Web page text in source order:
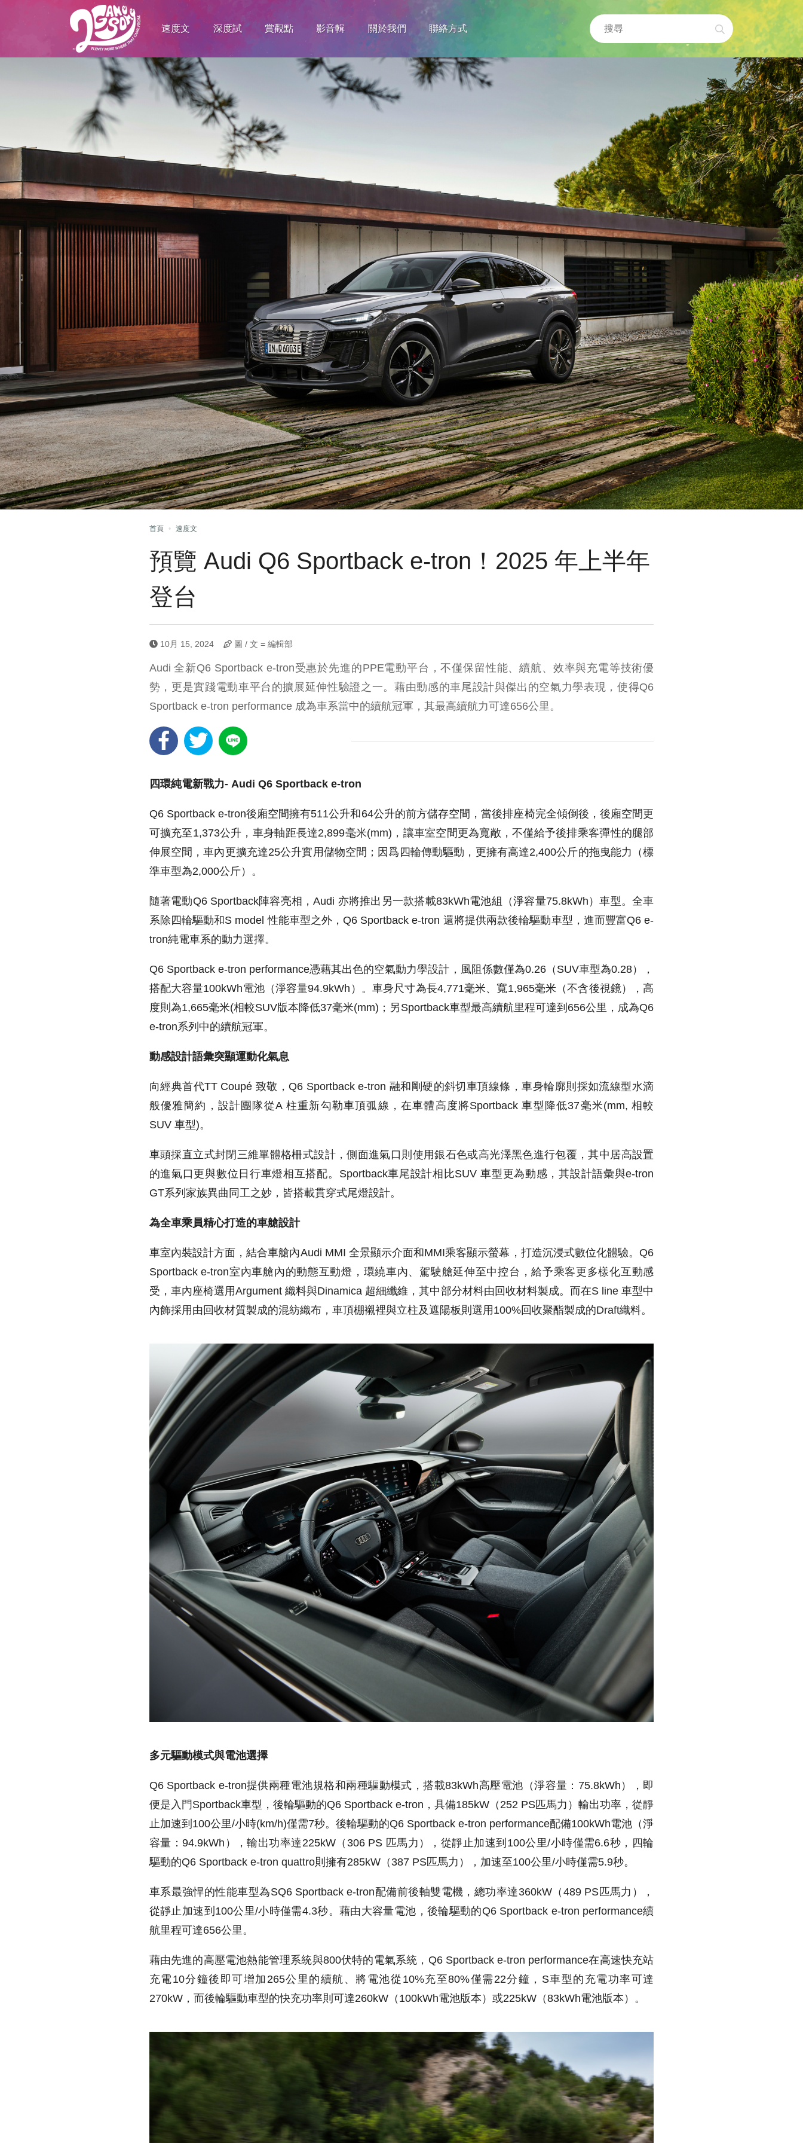
速度文 深度試 賞觀點 影音輯 關於我們 聯絡方式
首頁 速度文
預覽 Audi Q6 Sportback e-tron！2025 年上半年
登台
10月 15, 2024 圖 / 文 = 編輯部
Audi 全新Q6 Sportback e-tron受惠於先進的PPE電動平台，不僅保留性能、續航、效率與充電等技術優
勢，更是實踐電動車平台的擴展延伸性驗證之一。藉由動感的車尾設計與傑出的空氣力學表現，使得Q6
Sportback e-tron performance 成為車系當中的續航冠軍，其最高續航力可達656公里。
四環純電新戰力- Audi Q6 Sportback e-tron
Q6 Sportback e-tron後廂空間擁有511公升和64公升的前方儲存空間，當後排座椅完全傾倒後，後廂空間更
可擴充至1,373公升，車身軸距長達2,899毫米(mm)，讓車室空間更為寬敞，不僅給予後排乘客彈性的腿部
伸展空間，車內更擴充達25公升實用儲物空間 ；因爲 四輪傳動驅動，更擁有高達2,400公斤的拖曳能力（標
準車型為2,000公斤）。
隨著電動Q6 Sportback陣容亮相，Audi 亦將推出另一款搭載83kWh電池組（淨容量75.8kWh）車型。全車
系除四輪驅動和S model 性能車型之外，Q6 Sportback e-tron 還將提供兩款後輪驅動車型，進而豐富Q6 e-
tron純電車系的動力選擇。
Q6 Sportback e-tron performance憑藉其出色的空氣動力學設計，風阻係數僅為0.26（SUV車型為0.28），
搭配大容量100kWh電池（淨容量94.9kWh）。車身尺寸為長4,771毫米、寬1,965毫米（不含後視鏡），高
度則為1,665毫米(相較SUV版本降低37毫米(mm)；另Sportback車型最高續航里程可達到656公里，成為Q6
e-tron系列中的續航冠軍。
動感設計語彙突顯運動化氣息
向經典首代TT Coupé 致敬，Q6 Sportback e-tron 融和剛硬的斜切車頂線條，車身輪廓則採如流線型水滴
般優雅簡約，設計團隊從A 柱重新勾勒車頂弧線，在車體高度將Sportback 車型降低37毫米(mm, 相較
SUV 車型)。
車頭採直立式封閉三維單體格柵式設計，側面進氣口則使用銀石色或高光澤黑色進行包覆，其中居高設置
的進氣口更與數位日行車燈相互搭配。Sportback車尾設計相比SUV 車型更為動感，其設計語彙與e-tron
GT系列家族異曲同工之妙，皆搭載貫穿式尾燈設計。
為全車乘員精心打造的車艙設計
車室內裝設計方面，結合車艙內Audi MMI 全景顯示介面和MMI乘客顯示螢幕，打造沉浸式數位化體驗。Q6
Sportback e-tron室內車艙內的動態互動燈，環繞車內、駕駛艙延伸至中控台，給予乘客更多樣化互動感
受，車內座椅選用Argument 織料與Dinamica 超細纖維，其中部分材料由回收材料製成。而在S line 車型中
內飾採用由回收材質製成的混紡織布，車頂棚襯裡與立柱及遮陽板則選用100%回收聚酯製成的Draft織料。
多元驅動模式與電池選擇
Q6 Sportback e-tron提供兩種電池規格和兩種驅動模式，搭載83kWh高壓電池（淨容量：75.8kWh），即
便是入門Sportback車型 ， 後輪驅動的Q6 Sportback e-tron，具備185kW（252 PS匹馬力）輸出功率，從靜
止加速到100公里/小時(km/h)僅需7秒。後輪驅動的Q6 Sportback e-tron performance配備100kWh電池（淨
容量：94.9kWh），輸出功率達225kW（306 PS 匹馬力），從靜止加速到100公里/小時僅需6.6秒，四輪
驅動的Q6 Sportback e-tron quattro則擁有285kW（387 PS匹馬力），加速至100公里/小時僅需5.9秒。
車系最強悍的性能車型為SQ6 Sportback e-tron配備前後軸雙電機，總功率達360kW（489 PS匹馬力），
從靜止加速到100公里/小時僅需4.3秒。藉由大容量電池，後輪驅動的Q6 Sportback e-tron performance續
航里程可達656公里。
藉由先進的高壓電池熱能管理系統與800伏特的電氣系統，Q6 Sportback e-tron performance在高速快充站
充電10分鐘後即可增加265公里的續航、將電池從10%充至80%僅需22分鐘，S車型的充電功率可達
270kW，而後輪驅動車型的快充功率則可達260kW（100kWh電池版本）或225kW（83kWh電池版本）。